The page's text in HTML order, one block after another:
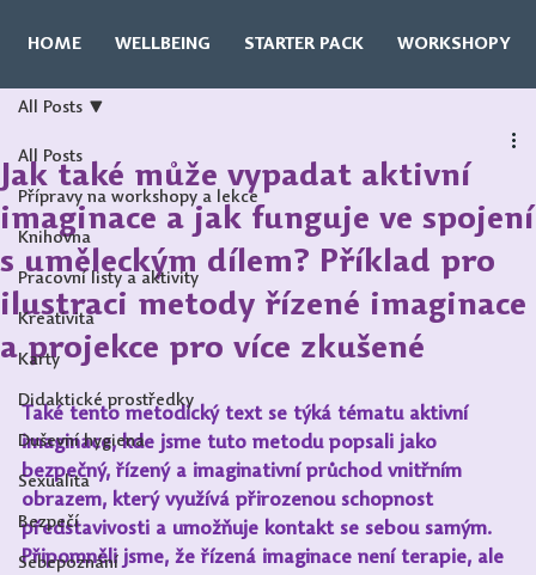
HOME WELLBEING STARTER PACK WORKSHOPY
All Posts
Přípravy na workshopy a lekce
Knihovna
Pracovní listy a aktivity
Kreativita
Karty
Didaktické prostředky
Duševní hygiena
Sexualita
Bezpečí
Sebepoznání
All Posts
Jak také může vypadat aktivní
imaginace a jak funguje ve spojení
s uměleckým dílem? Příklad pro
ilustraci metody řízené imaginace
a projekce pro více zkušené
Také tento metodický text se týká tématu aktivní
imaginace, kde jsme tuto metodu popsali jako
bezpečný, řízený a imaginativní průchod vnitřním
obrazem, který využívá přirozenou schopnost
představivosti a umožňuje kontakt se sebou samým.
Připomněli jsme, že řízená imaginace není terapie, ale